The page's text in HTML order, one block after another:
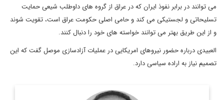
می توانند در برابر نفوذ ایران که در عراق از گروه های داوطلب شیعی حمایت
تسلیحاتی و لجستیکی می کند و حامی اصلی حکومت عراق است، تقویت شوند
و از این طریق بهتر می توانند خواسته های خود را دنبال کنند.
العبیدی درباره حضور نیروهای امریکایی در عملیات آزادسازی موصل گفت که این
تصمیم نیاز به اراده سیاسی دارد.